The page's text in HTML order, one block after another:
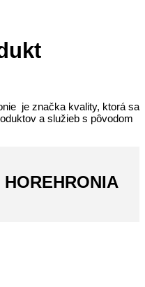
je značka kvality, ktorá sa
a služieb s pôvodom